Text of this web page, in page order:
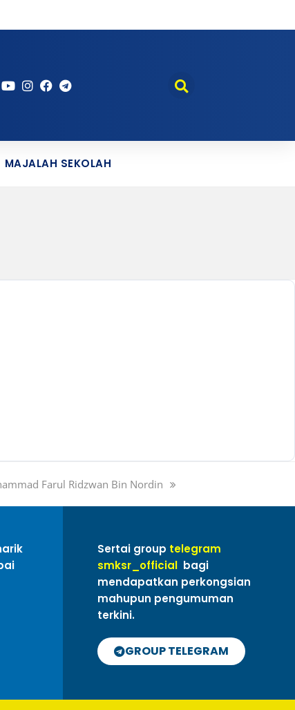
MAJALAH SEKOLAH
Farul Ridzwan Bin Nordin
Sertai group telegram
smksr_official bagi
mendapatkan perkongsian
mahupun pengumuman
terkini.
GROUP TELEGRAM